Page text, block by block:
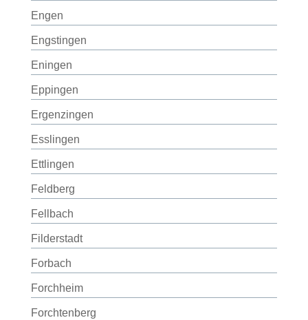
Engen
Engstingen
Eningen
Eppingen
Ergenzingen
Esslingen
Ettlingen
Feldberg
Fellbach
Filderstadt
Forbach
Forchheim
Forchtenberg